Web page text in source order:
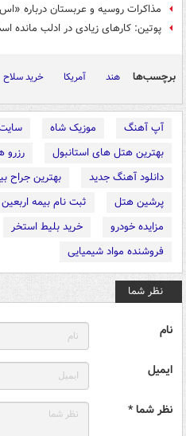
مذاکرات روسیه و عربستان درباره «اس-
پوتین: کارهای زیادی در ادلب مانده
برچسب‌ها هند آمریکا خرید سلاح
آپ آهنگ موزیک شاه
سایت
بهترین هتل های استانبول
رزرو
دانلود آهنگ جدید
بهترین جراح
پرشین هتل
ثبت نام بیمه اربعین
مزایده خودرو
خرید بلیط استخر
فروشنده مواد شیمیایی
نظر شما
نام
ایمیل
نظر شما *